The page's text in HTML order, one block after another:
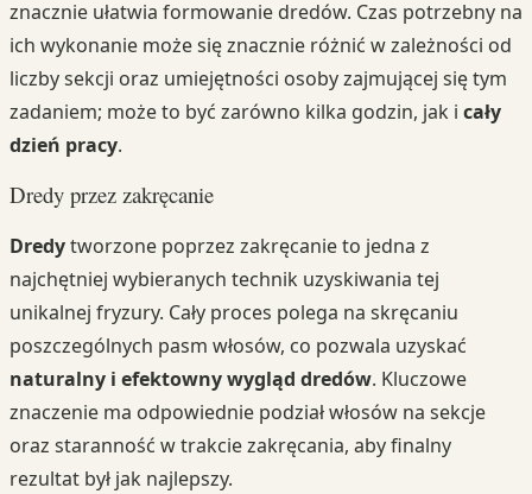
znacznie ułatwia formowanie dredów. Czas potrzebny na
ich wykonanie może się znacznie różnić w zależności od
liczby sekcji oraz umiejętności osoby zajmującej się tym
zadaniem; może to być zarówno kilka godzin, jak i cały
dzień pracy.
Dredy przez zakręcanie
Dredytworzone poprzez zakręcanie to jedna z
najchętniej wybieranych technik uzyskiwania tej
unikalnej fryzury. Cały proces polega na skręcaniu
poszczególnych pasm włosów, co pozwala uzyskać
naturalny i efektowny wygląd dredów. Kluczowe
znaczenie ma odpowiednie podział włosów na sekcje
oraz staranność w trakcie zakręcania, aby finalny
rezultat był jak najlepszy.